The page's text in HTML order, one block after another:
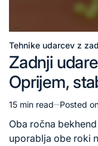
Posted
in
Tehnike udarcev z
Zadnji
Oprijem,
Estimated
read
time
15 min read Posted
Oba ročna
uporablja obe roki